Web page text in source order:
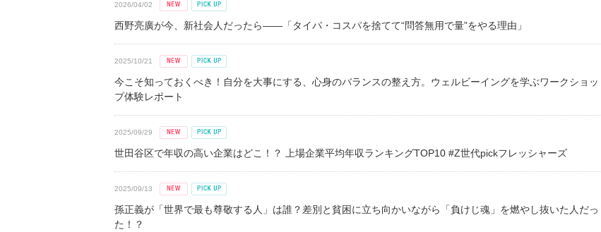
2026/04/02
西野亮廣が今、新社会人だったら――「タイパ・コスパを捨てて“問答無用で量”をやる理由」
2025/10/21
今こそ知っておくべき！自分を大事にする、心身のバランスの整え方。ウェルビーイングを学ぶワークショッ
プ体験レポート
2025/09/29
世田谷区で年収の高い企業はどこ！？ 上場企業平均年収ランキングTOP10 #Z世代pickフレッシャーズ
2025/09/13
孫正義が「世界で最も尊敬する人」は誰？差別と貧困に立ち向かいながら「負けじ魂」を燃やし抜いた人だっ
た！？